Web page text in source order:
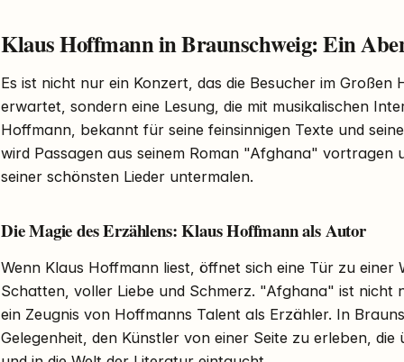
Klaus Hoffmann in Braunschweig: Ein
Es ist nicht nur ein Konzert, das die Besucher im Großen
erwartet, sondern eine Lesung, die mit musikalischen
Hoffmann, bekannt für seine feinsinnigen Texte und
wird Passagen aus seinem Roman "Afghana" vortragen
seiner schönsten Lieder untermalen.
Die Magie des Erzählens: Klaus Hoffmann als Autor
Wenn Klaus Hoffmann liest, öffnet sich eine Tür zu einer
Schatten, voller Liebe und Schmerz. "Afghana" ist nicht
ein Zeugnis von Hoffmanns Talent als Erzähler. In
Gelegenheit, den Künstler von einer Seite zu erleben,